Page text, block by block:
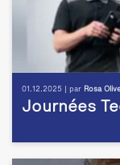
01.12.2025 | par Rosa
Journées